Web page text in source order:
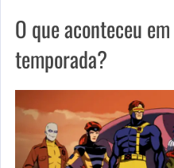
O que aconteceu em
temporada?